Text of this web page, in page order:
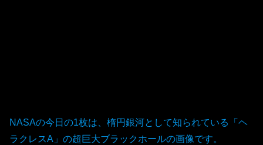
NASAの今日の1枚は、楕円銀河として知られている「ヘ
ラクレスA」の超巨大ブラックホールの画像です。